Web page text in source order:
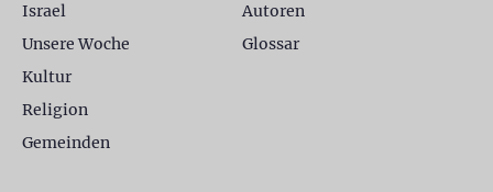
Israel
Unsere Woche
Kultur
Religion
Gemeinden
Autoren
Glossar